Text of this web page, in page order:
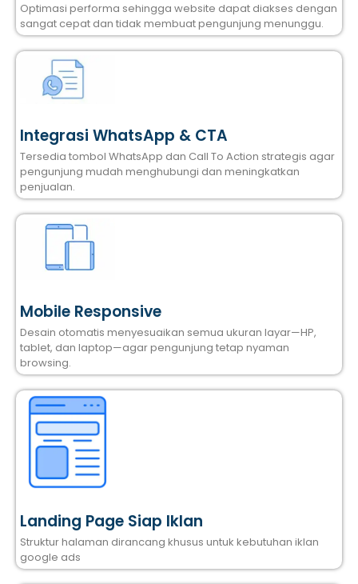
Optimasi performa sehingga website dapat diakses dengan
sangat cepat dan tidak membuat pengunjung menunggu.
Integrasi WhatsApp & CTA
Tersedia tombol WhatsApp dan Call To Action strategis agar
pengunjung mudah menghubungi dan meningkatkan
penjualan.
Mobile Responsive
Desain otomatis menyesuaikan semua ukuran layar—HP,
tablet, dan laptop—agar pengunjung tetap nyaman
browsing.
Landing Page Siap Iklan
Struktur halaman dirancang khusus untuk kebutuhan iklan
google ads